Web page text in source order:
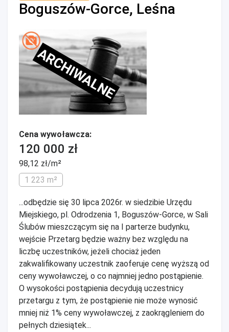
Boguszów-Gorce, Leśna
ARCHIWALNE
Cena wywoławcza:
120 000 zł
98,12 zł/m²
1 223 m²
...odbędzie się 30 lipca 2026r. w siedzibie Urzędu
Miejskiego, pl. Odrodzenia 1, Boguszów-Gorce, w Sali
Ślubów mieszczącym się na I parterze budynku,
wejście Przetarg będzie ważny bez względu na
liczbę uczestników, jeżeli chociaż jeden
zakwalifikowany uczestnik zaoferuje cenę wyższą od
ceny wywoławczej, o co najmniej jedno postąpienie.
O wysokości postąpienia decydują uczestnicy
przetargu z tym, że postąpienie nie może wynosić
mniej niż 1% ceny wywoławczej, z zaokrągleniem do
pełnych dziesiątek...